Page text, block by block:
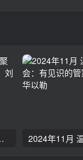
后1：1-5） 刘志雄